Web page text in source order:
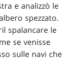
e analizzò le
spezzato.
spalancare le
se venisse
sulle navi che